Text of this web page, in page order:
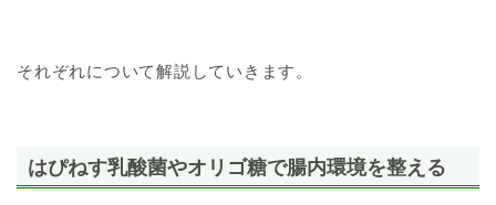
それぞれについて解説していきます。
はぴねす乳酸菌やオリゴ糖で腸内環境を整える